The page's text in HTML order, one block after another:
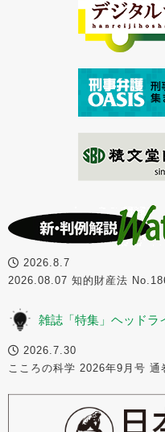
2026.8.7
2026.08.07 知的財産法
雑誌「特集」ヘッドラ
2026.7.30
こころの科学 2026年9月号 通